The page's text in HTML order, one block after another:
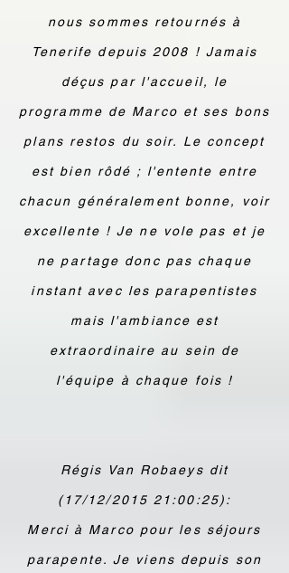
nous sommes retournés à
Tenerife depuis 2008 ! Jamais
déçus par l'accueil, le
programme de Marco et ses bons
plans restos du soir. Le concept
est bien rôdé ; l'entente entre
chacun généralement bonne, voir
excellente ! Je ne vole pas et je
ne partage donc pas chaque
instant avec les parapentistes
mais l'ambiance est
extraordinaire au sein de
l'équipe à chaque fois !
Régis Van Robaeys dit
(17/12/2015 21:00:25):
Merci à Marco pour les séjours
parapente. Je viens depuis son